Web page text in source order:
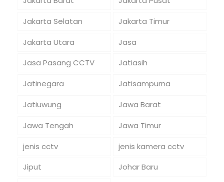
Jakarta Selatan
Jakarta Timur
Jakarta Utara
Jasa
Jasa Pasang CCTV
Jatiasih
Jatinegara
Jatisampurna
Jatiuwung
Jawa Barat
Jawa Tengah
Jawa Timur
jenis cctv
jenis kamera cctv
Jiput
Johar Baru